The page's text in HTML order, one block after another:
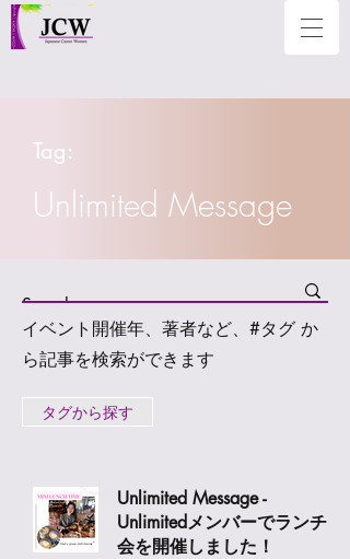
Tag:
Unlimited Message
イベント開催年、著者など、#タグ か
ら記事を検索ができます
タグから探す
Unlimited Message -
Unlimitedメンバーでランチ
会を開催しました！